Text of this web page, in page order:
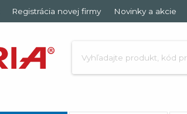
Registrácia novej firmy Novinky a akcie